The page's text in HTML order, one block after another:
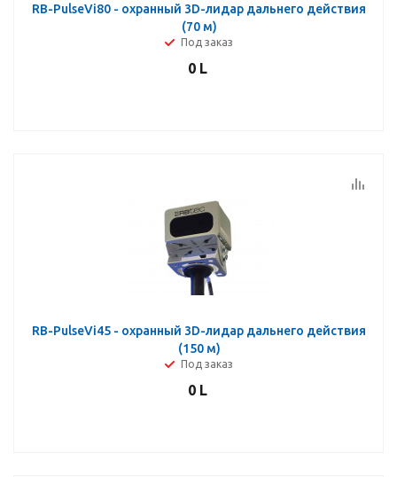
RB-PulseVi80 - охранный 3D-лидар дальнего действия
(70 м)
Под заказ
0L
RB-PulseVi45 - охранный 3D-лидар дальнего действия
(150 м)
Под заказ
0L